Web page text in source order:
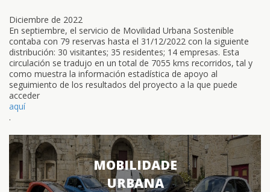
Diciembre de 2022
En septiembre, el servicio de Movilidad Urbana Sostenible
contaba con 79 reservas hasta el 31/12/2022 con la siguiente
distribución: 30 visitantes; 35 residentes; 14 empresas. Esta
circulación se tradujo en un total de 7055 kms recorridos, tal y
como muestra la información estadística de apoyo al
seguimiento de los resultados del proyecto a la que puede
acceder
aquí
.
MOBILIDADE
URBANA